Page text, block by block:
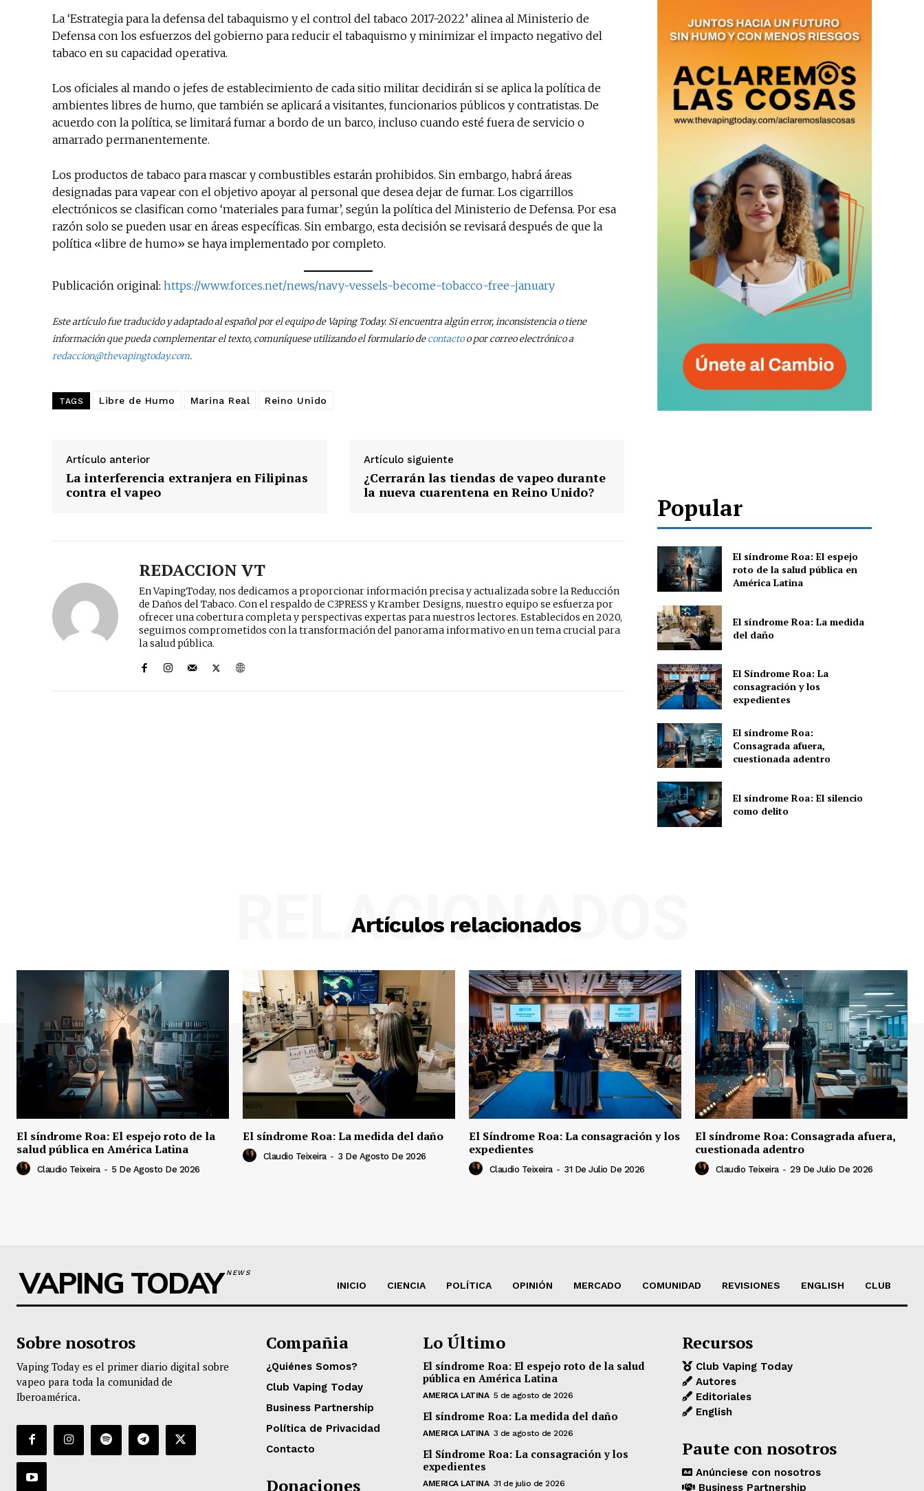
La ‘Estrategia para la defensa del tabaquismo y el control del tabaco 2017-2022’ alinea al Ministerio de
Defensa con los esfuerzos del gobierno para reducir el tabaquismo y minimizar el impacto negativo del
tabaco en su capacidad operativa.
Los oficiales al mando o jefes de establecimiento de cada sitio militar decidirán si se aplica la política de
ambientes libres de humo, que también se aplicará a visitantes, funcionarios públicos y contratistas. De
acuerdo con la política, se limitará fumar a bordo de un barco, incluso cuando esté fuera de servicio o
amarrado permanentemente.
Los productos de tabaco para mascar y combustibles estarán prohibidos. Sin embargo, habrá áreas
designadas para vapear con el objetivo apoyar al personal que desea dejar de fumar. Los cigarrillos
electrónicos se clasifican como ‘materiales para fumar’, según la política del Ministerio de Defensa. Por esa
razón solo se pueden usar en áreas específicas. Sin embargo, esta decisión se revisará después de que la
política «libre de humo» se haya implementado por completo.
Publicación original: https://www.forces.net/news/navy-vessels-become-tobacco-free-january
Este artículo fue traducido y adaptado al español por el equipo de Vaping Today. Si encuentra algún error, inconsistencia o tiene
información que pueda complementar el texto, comuníquese utilizando el formulario decontactoo por correo electrónico a
redaccion@thevapingtoday.com.
TAGS Libre de Humo Marina Real Reino Unido
Artículo anterior
La interferencia extranjera en Filipinas
contra el vapeo
Artículo siguiente
¿Cerrarán las tiendas de vapeo durante
la nueva cuarentena en Reino Unido?
REDACCION VT
En VapingToday, nos dedicamos a proporcionar información precisa y actualizada sobre la Reducción
de Daños del Tabaco. Con el respaldo de C3PRESS y Kramber Designs, nuestro equipo se esfuerza por
ofrecer una cobertura completa y perspectivas expertas para nuestros lectores. Establecidos en 2020,
seguimos comprometidos con la transformación del panorama informativo en un tema crucial para
la salud pública.
Popular
El síndrome Roa: El espejo
roto de la salud pública en
América Latina
El síndrome Roa: La medida
del daño
El Síndrome Roa: La
consagración y los
expedientes
El síndrome Roa:
Consagrada afuera,
cuestionada adentro
El síndrome Roa: El silencio
como delito
Artículos relacionados
RELACIONADOS
El síndrome Roa: El espejo roto de la
salud pública en América Latina
Claudio Teixeira - 5 De Agosto De 2026
El síndrome Roa: La medida del daño
Claudio Teixeira - 3 De Agosto De 2026
El Síndrome Roa: La consagración y los
expedientes
Claudio Teixeira - 31 De Julio De 2026
El síndrome Roa: Consagrada afuera,
cuestionada adentro
Claudio Teixeira - 29 De Julio De 2026
VAPING TODAYNEWS
INICIO CIENCIA POLÍTICA OPINIÓN MERCADO COMUNIDAD REVISIONES ENGLISH CLUB
Sobre nosotros
Vaping Today es el primer diario digital sobre
vapeo para toda la comunidad de
Iberoamérica.
Compañia
¿Quiénes Somos?
Club Vaping Today
Business Partnership
Política de Privacidad
Contacto
Donaciones
Lo Último
El síndrome Roa: El espejo roto de la salud
pública en América Latina
AMERICA LATINA 5 de agosto de 2026
El síndrome Roa: La medida del daño
AMERICA LATINA 3 de agosto de 2026
El Síndrome Roa: La consagración y los
expedientes
AMERICA LATINA 31 de julio de 2026
Recursos
Club Vaping Today
Autores
Editoriales
English
Paute con nosotros
Anúnciese con nosotros
Business Partnership